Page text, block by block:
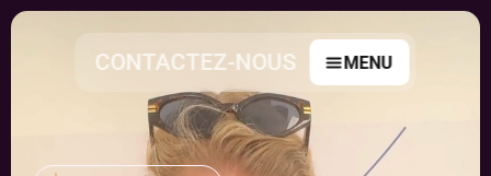
CONTACTEZ-NOUS MENU